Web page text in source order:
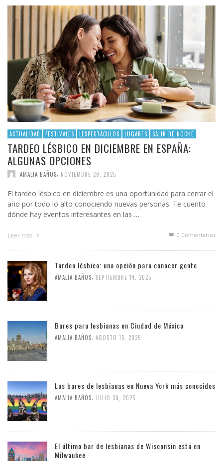
ACTUALIDAD FESTIVALES LESPECTÁCULOS LUGARES SALIR DE NOCHE
TARDEO LÉSBICO EN DICIEMBRE EN ESPAÑA:
ALGUNAS OPCIONES
AMALIA BAÑOS NOVIEMBRE 29, 2025
El tardeo lésbico en diciembre es una oportunidad para cerrar el
año por todo lo alto conociendo nuevas personas. Te cuento
dónde hay eventos interesantes en las …
Leer más 0 Comentarios
Tardeo lésbico: una opción para conocer gente
AMALIA BAÑOS SEPTIEMBRE 14, 2025
Bares para lesbianas en Ciudad de México
AMALIA BAÑOS AGOSTO 15, 2025
Los bares de lesbianas en Nueva York más conocidos
AMALIA BAÑOS JULIO 30, 2025
El último bar de lesbianas de Wisconsin está en
Milwaukee